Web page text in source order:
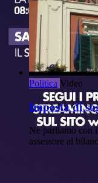
Politica Video
Imposta di
Ne parliamo con
assessore al